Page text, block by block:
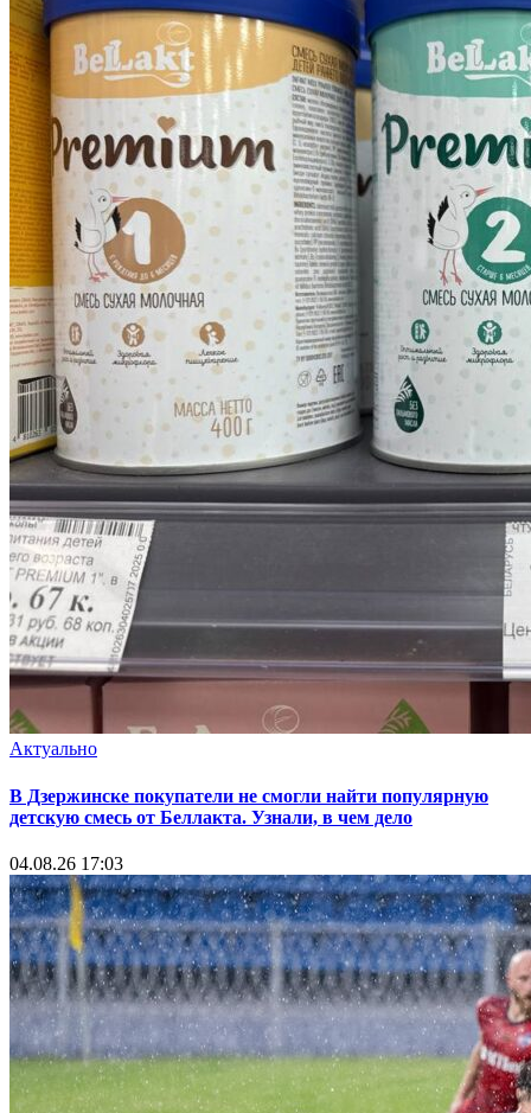
Актуально
В Дзержинске покупатели не смогли найти популярную
детскую смесь от Беллакта. Узнали, в чем дело
04.08.26 17:03